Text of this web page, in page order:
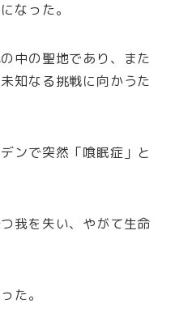
なった。
中の聖地であり、また
知なる挑戦に向かうた
ンで突然「喰眠症」と
我を失い、やがて生命
た。